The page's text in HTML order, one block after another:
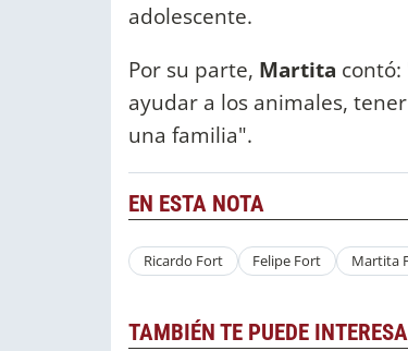
adolescente.
Por su parte, Martita
ayudar a los animales,
una familia".
EN ESTA NOTA
Ricardo Fort Felipe Fort Martita
TAMBIÉN TE PUEDE